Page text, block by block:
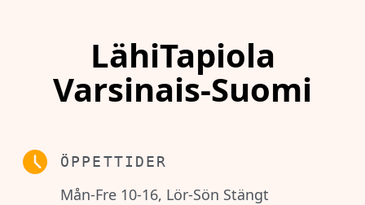
LähiTapiola
Varsinais-Suomi
ÖPPETTIDER
Mån-Fre 10-16, Lör-Sön Stängt